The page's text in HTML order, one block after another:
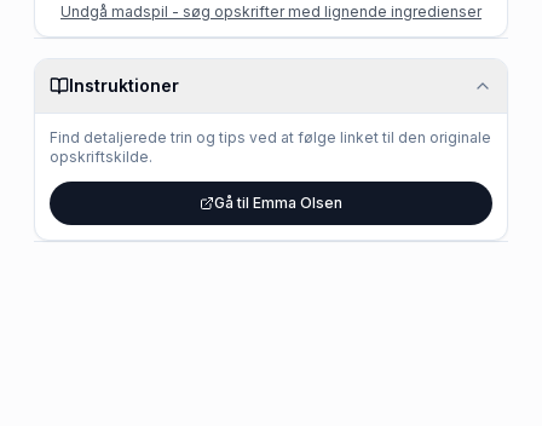
Undgå madspil - søg opskrifter med lignende ingredienser
Instruktioner
Find detaljerede trin og tips ved at følge linket til den originale
opskriftskilde.
Gå til Emma Olsen